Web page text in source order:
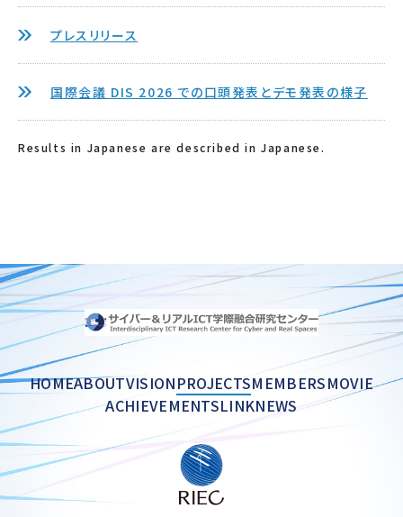
プレスリリース
国際会議 DIS 2026 での口頭発表とデモ発表の様子
Results in Japanese are described in Japanese.
HOMEABOUTVISIONPROJECTSMEMBERSMOVIE
ACHIEVEMENTSLINKNEWS